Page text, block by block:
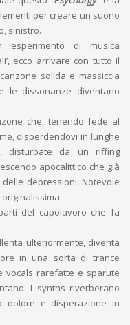
per creare un suono
sinistro.
esperimento di musica
ecco arrivare con tutto il
solida e massiccia
le dissonanze diventano
che, tenendo fede al
disperdendovi in lunghe
disturbate da un riffing
apocalittico che già
depressioni. Notevole
del capolavoro che fa
ulteriormente, diventa
in una sorta di trance
vocals rarefatte e sparute
I synths riverberano
dolore e disperazione in